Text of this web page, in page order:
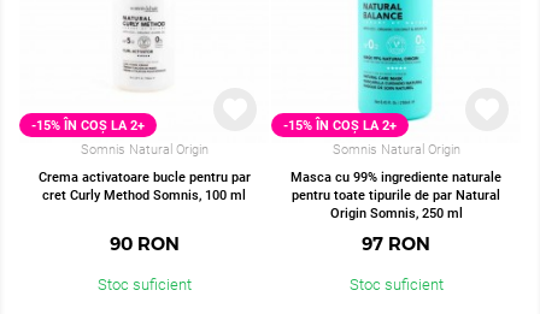
-15% ÎN COȘ LA 2+
Somnis Natural Origin
Crema activatoare bucle pentru par
cret Curly Method Somnis, 100 ml
90 RON
Stoc suficient
-15% ÎN COȘ LA 2+
Somnis Natural Origin
Masca cu 99% ingrediente naturale
pentru toate tipurile de par Natural
Origin Somnis, 250 ml
97 RON
Stoc suficient